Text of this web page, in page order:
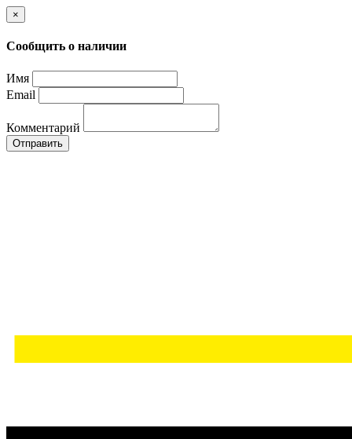
×
Сообщить о наличии
Имя
Email
Комментарий
Отправить